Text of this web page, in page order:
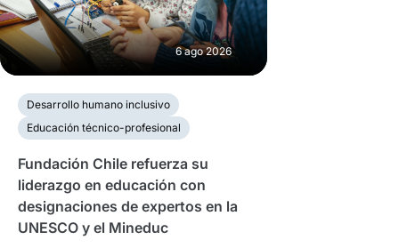
6 ago 2026
Desarrollo humano inclusivo
Educación técnico-profesional
Fundación Chile refuerza su
liderazgo en educación con
designaciones de expertos en la
UNESCO y el Mineduc